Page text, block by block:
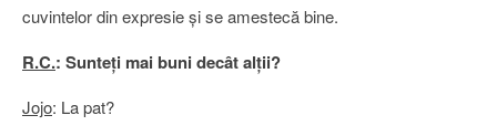
cuvintelor din expresie şi se amestecă bine.
R.C.: Sunteţi mai buni decât alţii?
Jojo: La pat?